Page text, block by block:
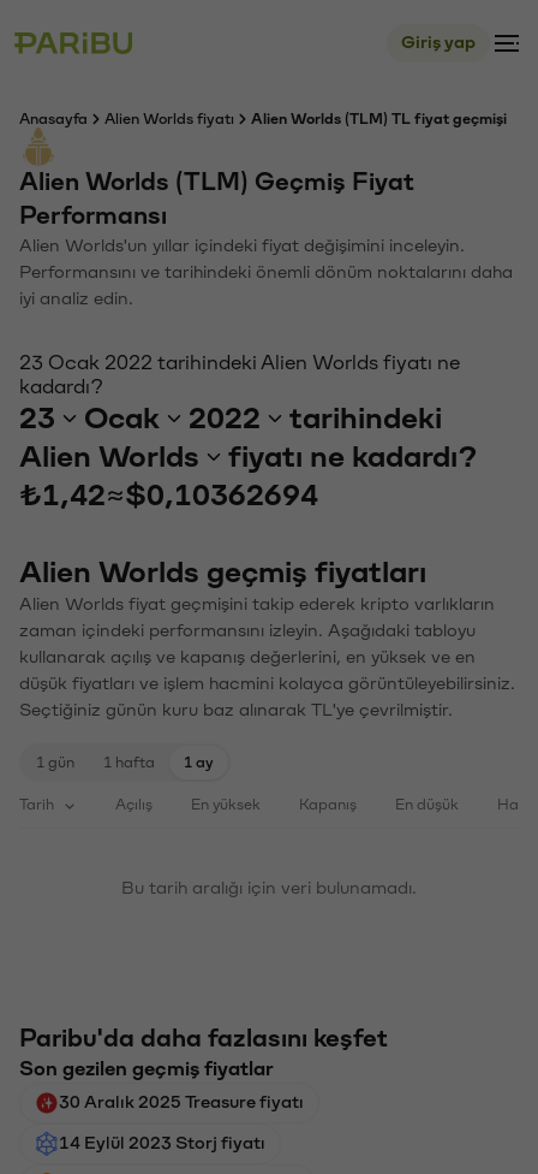
Giriş yap
Anasayfa Alien Worlds fiyatı Alien Worlds (TLM) TL fiyat geçmişi
Alien Worlds (TLM) Geçmiş Fiyat
Performansı
Alien Worlds'un yıllar içindeki fiyat değişimini inceleyin.
Performansını ve tarihindeki önemli dönüm noktalarını daha
iyi analiz edin.
23 Ocak 2022 tarihindeki Alien Worlds fiyatı ne
kadardı?
23 Ocak 2022
tarihindeki
Alien Worlds
fiyatı ne kadardı?
₺1,42≈$0,10362694
Alien Worlds geçmiş fiyatları
Alien Worlds fiyat geçmişini takip ederek kripto varlıkların
zaman içindeki performansını izleyin. Aşağıdaki tabloyu
kullanarak açılış ve kapanış değerlerini, en yüksek ve en
düşük fiyatları ve işlem hacmini kolayca görüntüleyebilirsiniz.
Seçtiğiniz günün kuru baz alınarak TL'ye çevrilmiştir.
1 gün 1 hafta 1 ay
Tarih Açılış En yüksek Kapanış En düşük
Bu tarih aralığı için veri bulunamadı.
Paribu'da daha fazlasını keşfet
Son gezilen geçmiş fiyatlar
30 Aralık 2025 Treasure fiyatı
14 Eylül 2023 Storj fiyatı